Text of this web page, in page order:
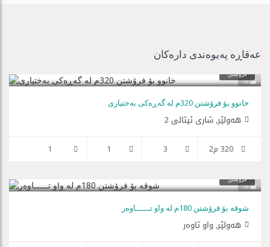
عەقاڕە پەیوەندی دارەكان
10
فرۆشتن
خانوو بۆ فرۆشتن 320م لە گەڕەکی بەختیاری
هه‌ولێر, شاری ئیتالی 2
320 م2 3
1
1
10
فرۆشتن $142,500
شوقە بۆ فرۆشتن 180م لە واو تــــــاوەر
هه‌ولێر, واو تاوەر